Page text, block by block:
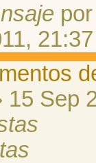
21:37
15 Sep